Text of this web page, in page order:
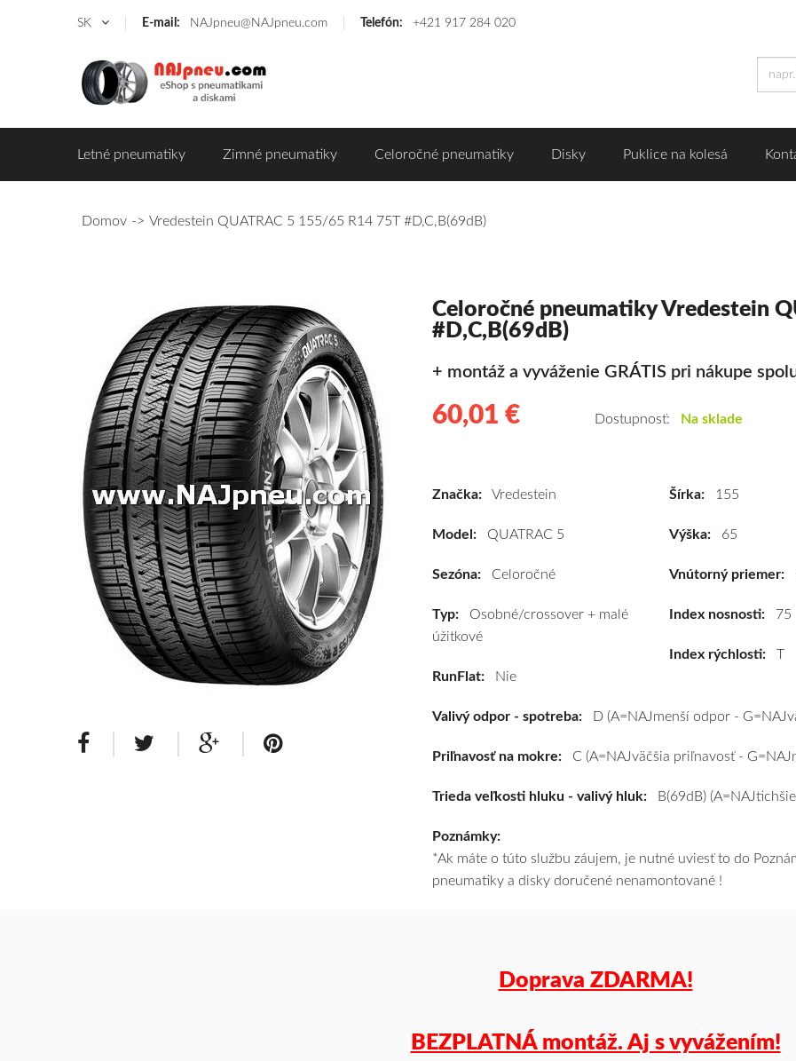
SK E-mail: NAJpneu@NAJpneu.com Telefón: +421 917 284 020
Letné pneumatiky Zimné pneumatiky Celoročné pneumatiky Disky Puklice na kolesá
Domov Vredestein QUATRAC 5 155/65 R14 75T #D,C,B(69dB)
Celoročné pneumatiky Vredestein
#D,C,B(69dB)
+ montáž a vyváženie GRÁTIS pri nákupe
60,01 €
osobné
QUATRAC
155/65
za
a
vám
pneumatiky
vášho
a
Dostupnosť: Na sklade
Značka: Vredestein
Model: QUATRAC 5
Sezóna: Celoročné
Typ: Osobné/crossover + malé
úžitkové
RunFlat: Nie
Šírka:155
Výška:65
Vnútorný priemer:
Index nosnosti:75
Index rýchlosti:T
Valivý odpor - spotreba: D (A=NAJmenší odpor -
Priľnavosť na mokre: C (A=NAJväčšia priľnavosť -
Trieda veľkosti hluku - valivý hluk: B(69dB)
Poznámky:
*Ak máte o túto službu záujem, je nutné uviesť to do
pneumatiky a disky doručené nenamontované !
Doprava ZDARMA!
BEZPLATNÁ montáž. Aj s vyvážením!